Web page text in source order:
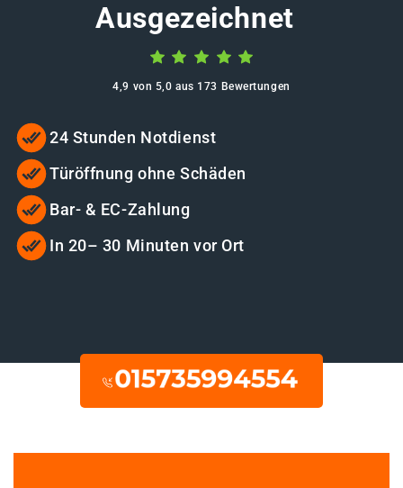
Ausgezeichnet
4,9 von 5,0 aus 173 Bewertungen
24 Stunden Notdienst
Türöffnung ohne Schäden
Bar- & EC-Zahlung
In 20– 30 Minuten vor Ort